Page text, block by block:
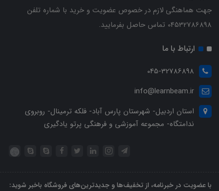
جهت هماهنگی لازم در خصوص عضویت و خرید با شماره تلفن
04532786898 تماس حاصل بفرمایید.
ارتباط با ما
045-32786898
info@learnbeam.ir
استان اردبیل- شهرستان پارس آباد- فلکه ترمینال- روبروی
ندامتگاه- مجموعه آموزشی و فرهنگی پرتو یادگیری
با عضویت در خبرنامه، از تخفیف‌ها و جدیدترین‌های فروشگاه باخبر شوید: